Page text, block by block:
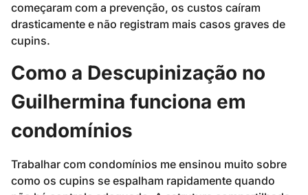
começaram com a prevenção, os custos caíram
drasticamente e não registram mais casos graves de
cupins.
Como a Descupinização no
Guilhermina funciona em
condomínios
Trabalhar com condomínios me ensinou muito sobre
como os cupins se espalham rapidamente quando